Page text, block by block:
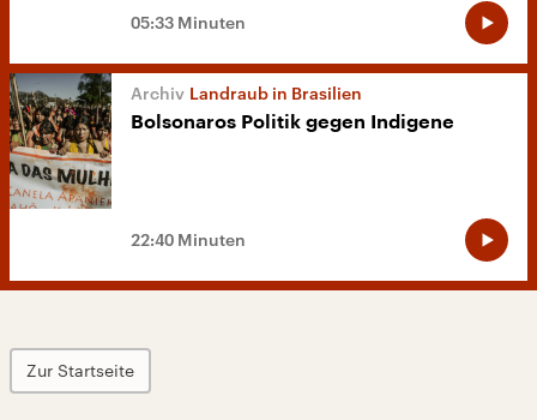
05:33 Minuten
Landraub in Brasilien
Bolsonaros Politik gegen Indigene
22:40 Minuten
Zur Startseite